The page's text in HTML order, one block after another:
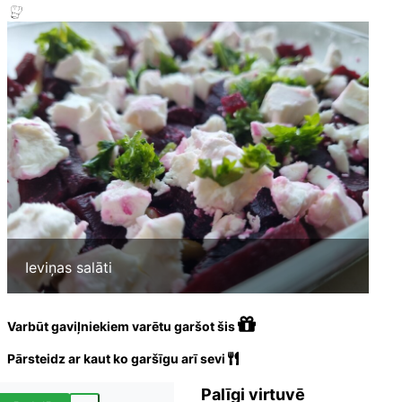
Ieviņas salāti
Varbūt gaviļniekiem varētu garšot šis
Pārsteidz ar kaut ko garšīgu arī sevi
Palīgi virtuvē